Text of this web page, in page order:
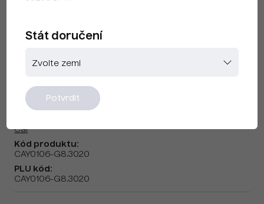
Cai F230401b Trafic Red
Cai
Kód produktu:
CAY0106-G8.3020
PLU kód:
CAY0106-G8.3020
Stát doručení
Potvrdit